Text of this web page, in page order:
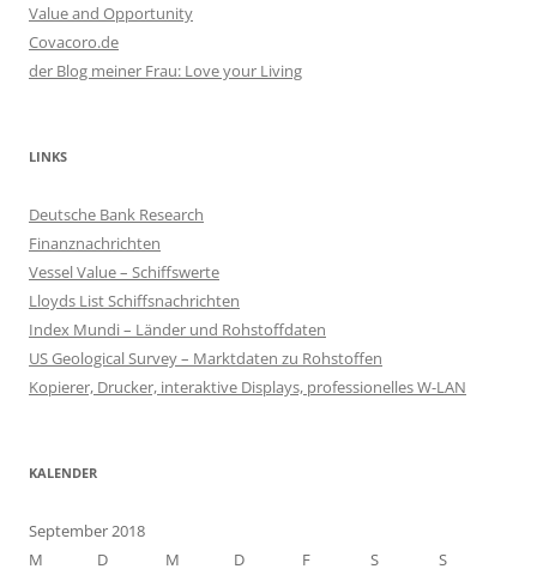
Value and Opportunity
Covacoro.de
der Blog meiner Frau: Love your Living
LINKS
Deutsche Bank Research
Finanznachrichten
Vessel Value – Schiffswerte
Lloyds List Schiffsnachrichten
Index Mundi – Länder und Rohstoffdaten
US Geological Survey – Marktdaten zu Rohstoffen
Kopierer, Drucker, interaktive Displays, professionelles W-LAN
KALENDER
September 2018
M
D M D F S
S